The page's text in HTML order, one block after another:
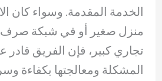
الخدمة المقدمة. وسواء كان
منزل صغير أو في شبكة
تجاري كبير، فإن الفريق قادر
المشكلة ومعالجتها بكفاءة